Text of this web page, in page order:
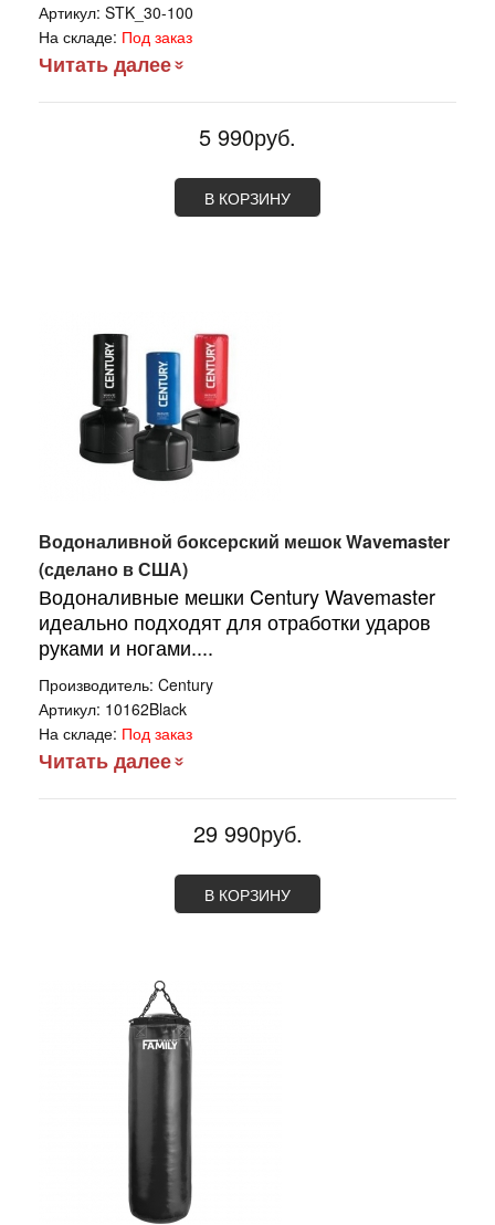
Артикул: STK_30-100
На складе: Под заказ
Читать далее
5 990руб.
В КОРЗИНУ
Водоналивной боксерский мешок Wavemaster
(сделано в США)
Водоналивные мешки Century Wavemaster
идеально подходят для отработки ударов
руками и ногами....
Производитель: Century
Артикул: 10162Black
На складе: Под заказ
Читать далее
29 990руб.
В КОРЗИНУ